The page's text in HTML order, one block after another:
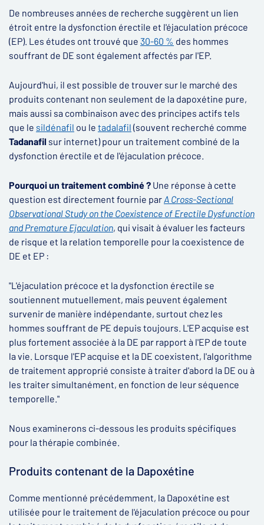
De nombreuses années de recherche suggèrent un lien
étroit entre la dysfonction érectile et l'éjaculation précoce
(EP). Les études ont trouvé que 30-60 % des hommes
souffrant de DE sont également affectés par l'EP.
Aujourd'hui, il est possible de trouver sur le marché des
produits contenant non seulement de la dapoxétine pure,
mais aussi sa combinaison avec des principes actifs tels
que le sildénafil ou le tadalafil (souvent recherché comme
Tadanafil sur internet) pour un traitement combiné de la
dysfonction érectile et de l'éjaculation précoce.
Pourquoi un traitement combiné ? Une réponse à cette
question est directement fournie parA Cross-Sectional
Observational Study on the Coexistence of Erectile Dysfunction
and Premature Ejaculation, qui visait à évaluer les facteurs
de risque et la relation temporelle pour la coexistence de
DE et EP :
"L'éjaculation précoce et la dysfonction érectile se
soutiennent mutuellement, mais peuvent également
survenir de manière indépendante, surtout chez les
hommes souffrant de PE depuis toujours. L'EP acquise est
plus fortement associée à la DE par rapport à l'EP de toute
la vie. Lorsque l'EP acquise et la DE coexistent, l'algorithme
de traitement approprié consiste à traiter d'abord la DE ou à
les traiter simultanément, en fonction de leur séquence
temporelle."
Nous examinerons ci-dessous les produits spécifiques
pour la thérapie combinée.
Produits contenant de la Dapoxétine
Comme mentionné précédemment, la Dapoxétine est
utilisée pour le traitement de l'éjaculation précoce ou pour